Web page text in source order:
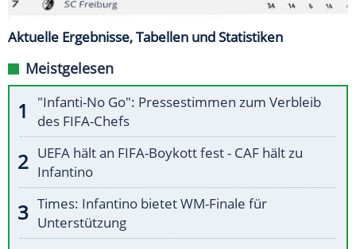
Aktuelle Ergebnisse, Tabellen und Statistiken
Meistgelesen
"Infanti-No Go": Pressestimmen zum Verbleib
des FIFA-Chefs
UEFA hält an FIFA-Boykott fest - CAF hält zu
Infantino
Times: Infantino bietet WM-Finale für
Unterstützung